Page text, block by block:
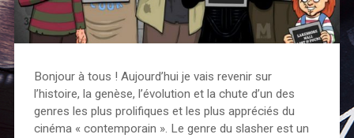
Bonjour à tous ! Aujourd’hui je vais revenir sur
l’histoire, la genèse, l’évolution et la chute d’un des
genres les plus prolifiques et les plus appréciés du
cinéma « contemporain ». Le genre du slasher est un